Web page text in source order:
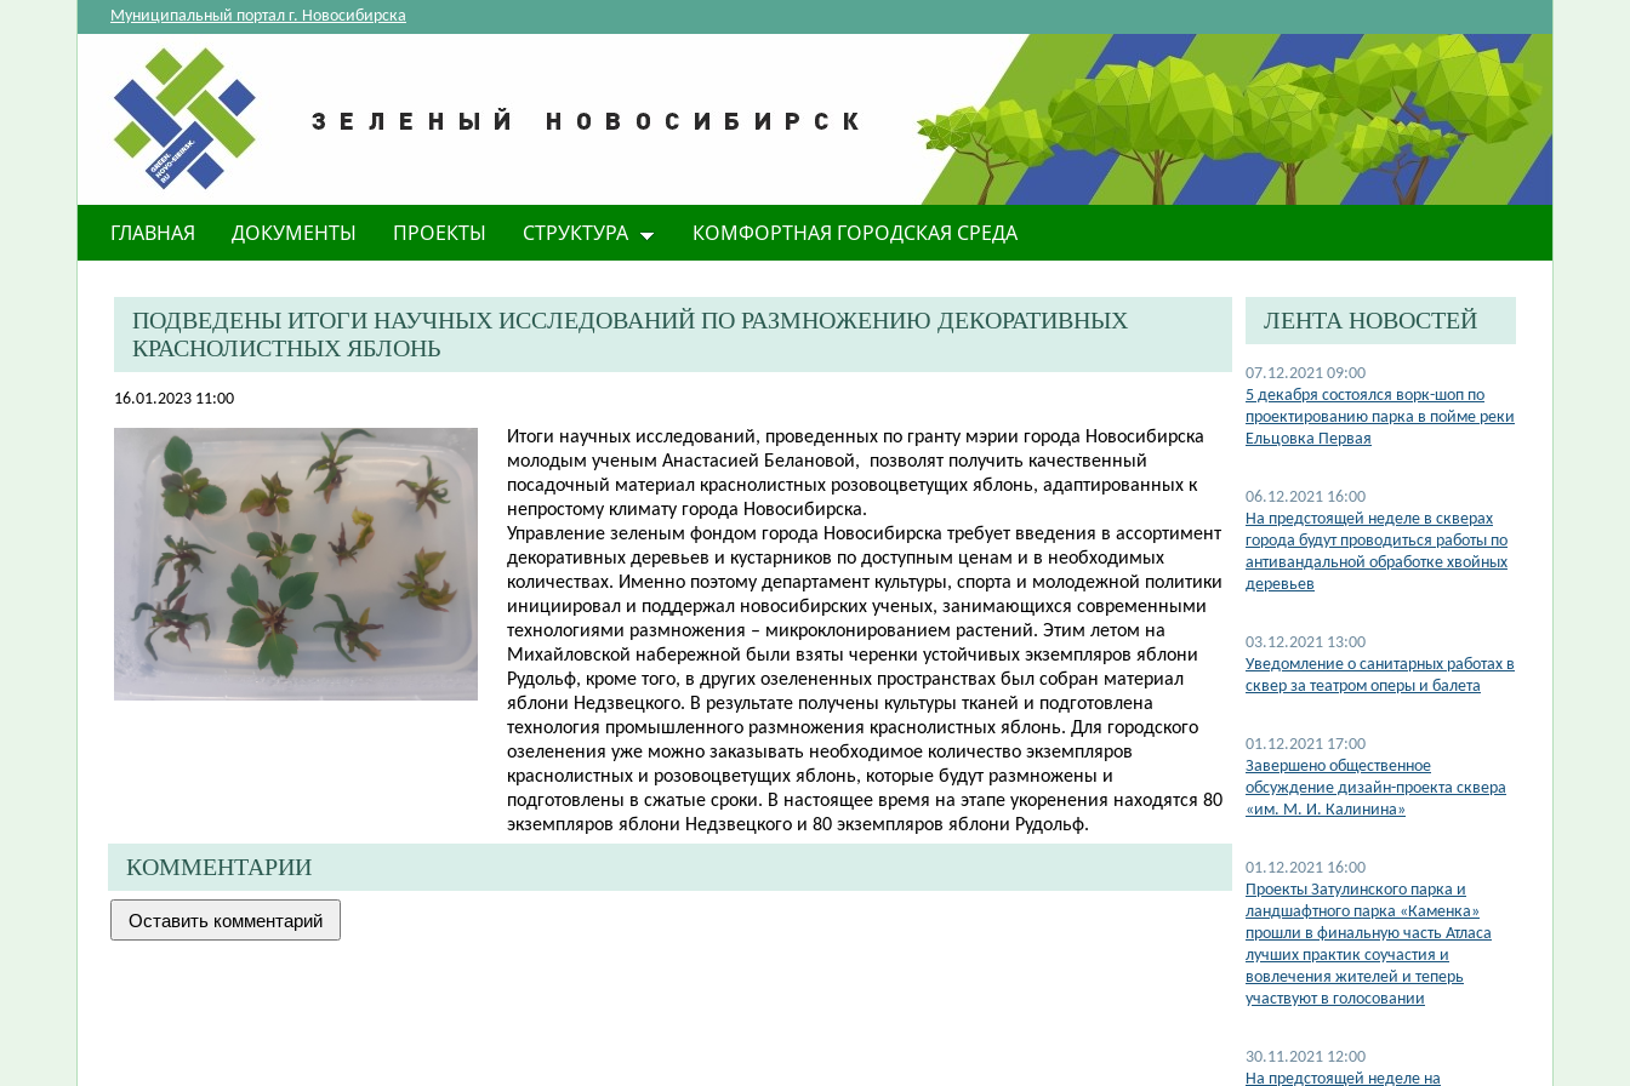
Муниципальный портал г. Новосибирска
ГЛАВНАЯ ДОКУМЕНТЫ ПРОЕКТЫ СТРУКТУРА КОМФОРТНАЯ ГОРОДСКАЯ СРЕДА
ПОДВЕДЕНЫ ИТОГИ НАУЧНЫХ ИССЛЕДОВАНИЙ ПО РАЗМНОЖЕНИЮ ДЕКОРАТИВНЫХ
КРАСНОЛИСТНЫХ ЯБЛОНЬ
16.01.2023 11:00
​Итоги научных исследований, проведенных по гранту мэрии города Новосибирска
молодым ученым Анастасией Белановой, позволят получить качественный
посадочный материал краснолистных розовоцветущих яблонь, адаптированных к
непростому климату города Новосибирска.
Управление зеленым фондом города Новосибирска требует введения в ассортимент
декоративных деревьев и кустарников по доступным ценам и в необходимых
количествах. Именно поэтому департамент культуры, спорта и молодежной политики
инициировал и поддержал новосибирских ученых, занимающихся современными
технологиями размножения – микроклонированием растений. Этим летом на
Михайловской набережной были взяты черенки устойчивых экземпляров яблони
Рудольф, кроме того, в других озелененных пространствах был собран материал
яблони Недзвецкого. В результате получены культуры тканей и подготовлена
технология промышленного размножения краснолистных яблонь. Для городского
озеленения уже можно заказывать необходимое количество экземпляров
краснолистных и розовоцветущих яблонь, которые будут размножены и
подготовлены в сжатые сроки. В настоящее время на этапе укоренения находятся 80
экземпляров яблони Недзвецкого и 80 экземпляров яблони Рудольф.
КОММЕНТАРИИ
ЛЕНТА НОВОСТЕЙ
07.12.2021 09:00
5 декабря состоялся ворк-шоп по
проектированию парка в пойме реки
Ельцовка Первая
06.12.2021 16:00
​На предстоящей неделе в скверах
города будут проводиться работы по
антивандальной обработке хвойных
деревьев
03.12.2021 13:00
Уведомление о санитарных работах в
сквер за театром оперы и балета
01.12.2021 17:00
Завершено общественное
обсуждение дизайн-проекта сквера
«им. М. И. Калинина»
01.12.2021 16:00
Проекты Затулинского парка и
ландшафтного парка «Каменка»
прошли в финальную часть Атласа
лучших практик соучастия и
вовлечения жителей и теперь
участвуют в голосовании
30.11.2021 12:00
​На предстоящей неделе на